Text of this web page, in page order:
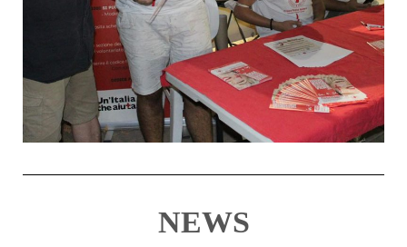
NEWS